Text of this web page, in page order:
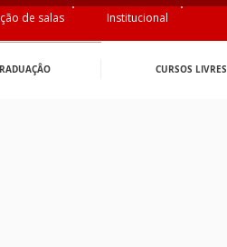
de salas Institucional
CURSOS LIVRES